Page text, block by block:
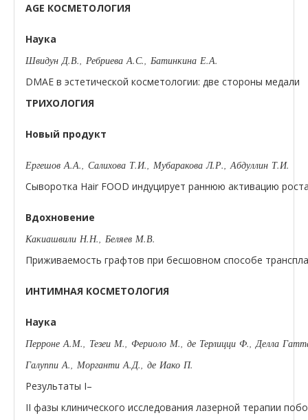
AGE КОСМЕТОЛОГИЯ
Наука
Швидун Д.В., Ребриева А.С., Батинкина Е.А.
DMAE в эстетической косметологии: две стороны медали
ТРИХОЛОГИЯ
Новый продукт
Ергешов А.А., Салихова Т.И., Мубаракова Л.Р., Абдуллин Т.И.
Сыворотка Hair FOOD индуцирует раннюю активацию
Вдохновение
Какиашвили Н.Н., Беляев М.В.
Приживаемость графтов при бесшовном способе
ИНТИМНАЯ КОСМЕТОЛОГИЯ
Наука
Перроне А.М., Тезеи М., Фериоло М., де Терлицци Ф., Делла
Галуппи А., Морганти А.Д., де Иако П.
Результаты I–
II фазы клинического исследования лазерной терапии